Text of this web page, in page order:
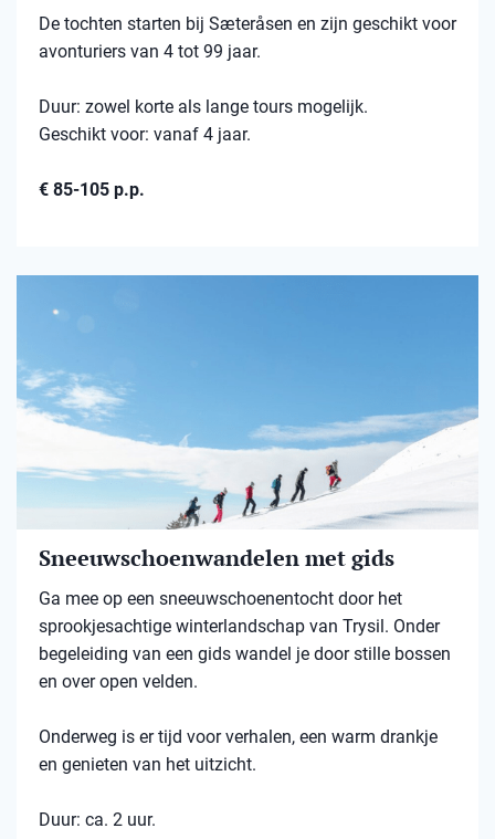
De tochten starten bij Sæteråsen en zijn geschikt voor
avonturiers van 4 tot 99 jaar.
Duur: zowel korte als lange tours mogelijk.
Geschikt voor: vanaf 4 jaar.
€ 85-105 p.p.
Sneeuwschoenwandelen met gids
Ga mee op een sneeuwschoenentocht door het
sprookjesachtige winterlandschap van Trysil. Onder
begeleiding van een gids wandel je door stille bossen
en over open velden.
Onderweg is er tijd voor verhalen, een warm drankje
en genieten van het uitzicht.
Duur: ca. 2 uur.